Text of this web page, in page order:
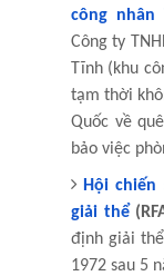
công nhân
Công ty
Tĩnh (khu
tạm thời
Quốc về
bảo việc
Hội chiến
giải thể
định giải
1972 sau 5